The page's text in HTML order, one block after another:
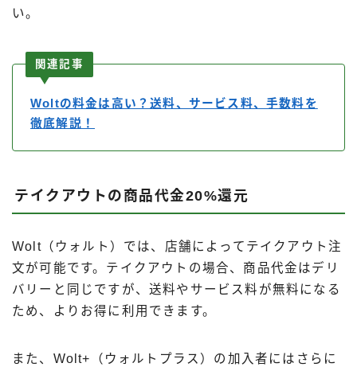
い。
関連記事
Woltの料金は高い？送料、サービス料、手数料を
徹底解説！
テイクアウトの商品代金20%還元
Wolt（ウォルト）では、店舗によってテイクアウト注
文が可能です。テイクアウトの場合、商品代金はデリ
バリーと同じですが、送料やサービス料が無料になる
ため、よりお得に利用できます。
また、Wolt+（ウォルトプラス）の加入者にはさらに